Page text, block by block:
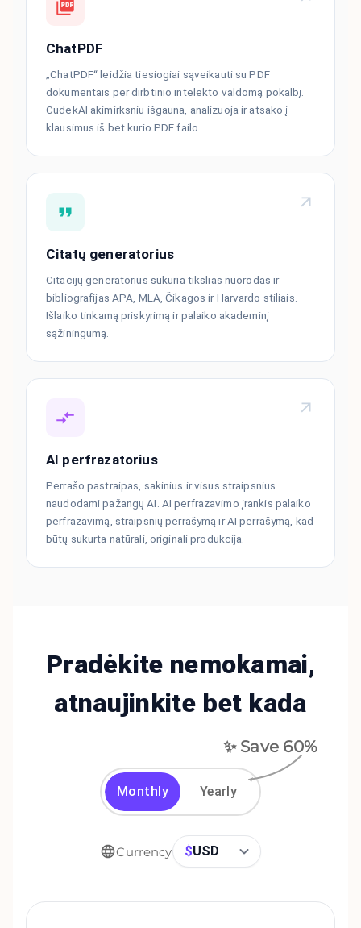
ChatPDF
„ChatPDF“ leidžia tiesiogiai sąveikauti su PDF
dokumentais per dirbtinio intelekto valdomą pokalbį.
CudekAI akimirksniu išgauna, analizuoja ir atsako į
klausimus iš bet kurio PDF failo.
Citatų generatorius
Citacijų generatorius sukuria tikslias nuorodas ir
bibliografijas APA, MLA, Čikagos ir Harvardo stiliais.
Išlaiko tinkamą priskyrimą ir palaiko akademinį
sąžiningumą.
AI perfrazatorius
Perrašo pastraipas, sakinius ir visus straipsnius
naudodami pažangų AI. AI perfrazavimo įrankis palaiko
perfrazavimą, straipsnių perrašymą ir AI perrašymą, kad
būtų sukurta natūrali, originali produkcija.
Pradėkite nemokamai,
atnaujinkite bet kada
✨ Save 60%
Monthly Yearly
Currency $USD